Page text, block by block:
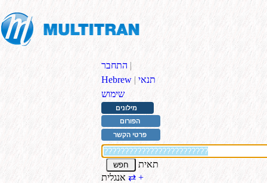
התחבר |
Hebrew | תנאי
שימוש
מילונים
הפורום
פרטי הקשר
תאית
⇄ +